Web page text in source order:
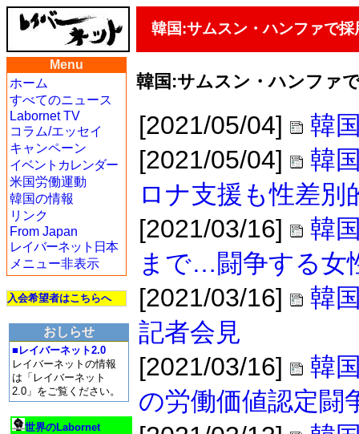
韓国:サムスン・ハンファで
Menu
ホーム
すべてのニュース
Labornet TV
コラム/エッセイ
キャンペーン
イベントカレンダー
米国労働運動
韓国の情報
リンク
From Japan
レイバーネット日本
メニュー非表示
入会希望者はこちらへ
おしらせ
■レイバーネット2.0
レイバーネットの情報
は「レイバーネット
2.0」をご覧ください。
世界のLabornet
韓国:サムスン・ハンファ
[2021/05/04]
韓
[2021/05/04]
韓
ロナ支援も性差別
[2021/03/16]
韓
まで…闘争する女
[2021/03/16]
韓
記者会見
[2021/03/16]
韓
の労働価値認定闘